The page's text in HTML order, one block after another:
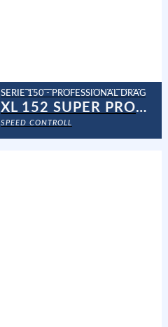
SERIE 150 - PROFESSIONAL DRAG
XL 152 SUPER PROF. CAN.
SPEED CONTROLL